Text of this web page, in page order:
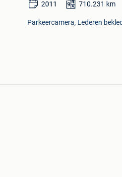
2011 710.231 km
Parkeercamera, Lederen